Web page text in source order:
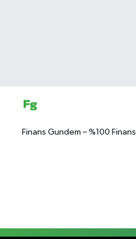
Finans Gundem – %100 Finans